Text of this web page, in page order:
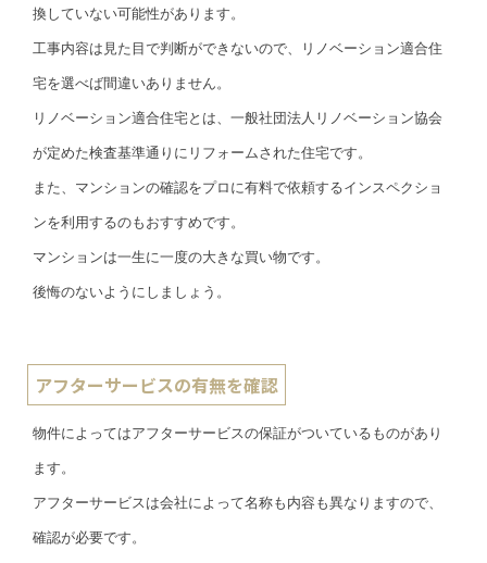
換していない可能性があります。
工事内容は見た目で判断ができないので、リノベーション適合住
宅を選べば間違いありません。
リノベーション適合住宅とは、一般社団法人リノベーション協会
が定めた検査基準通りにリフォームされた住宅です。
また、マンションの確認をプロに有料で依頼するインスペクショ
ンを利用するのもおすすめです。
マンションは一生に一度の大きな買い物です。
後悔のないようにしましょう。
アフターサービスの有無を確認
物件によってはアフターサービスの保証がついているものがあり
ます。
アフターサービスは会社によって名称も内容も異なりますので、
確認が必要です。